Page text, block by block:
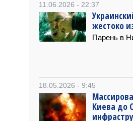
11.06.2026 - 22:37
жестоко
Парень в
18.05.2026 - 9:45
Киева до